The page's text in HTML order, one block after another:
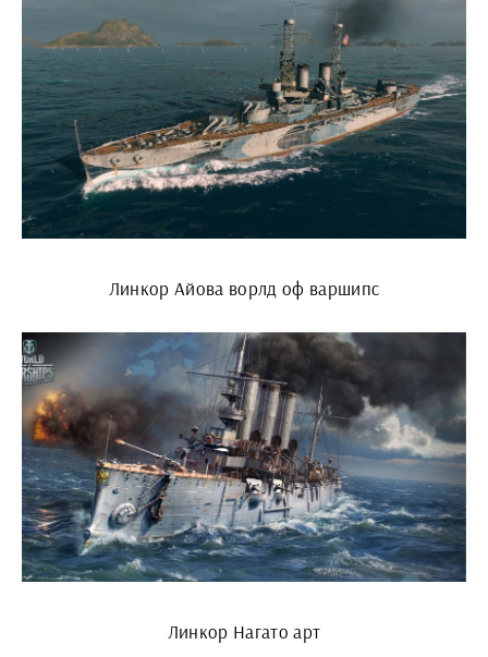
Линкор Айова ворлд оф варшипс
Линкор Нагато арт